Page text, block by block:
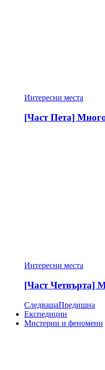
Интересни места
[Част Пета]
Интересни места
[Част Четвърта]
СледващаПредишна
Експедиции
Мистерии и феномени